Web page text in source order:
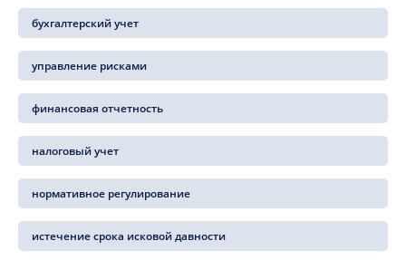
бухгалтерский учет
управление рисками
финансовая отчетность
налоговый учет
нормативное регулирование
истечение срока исковой давности